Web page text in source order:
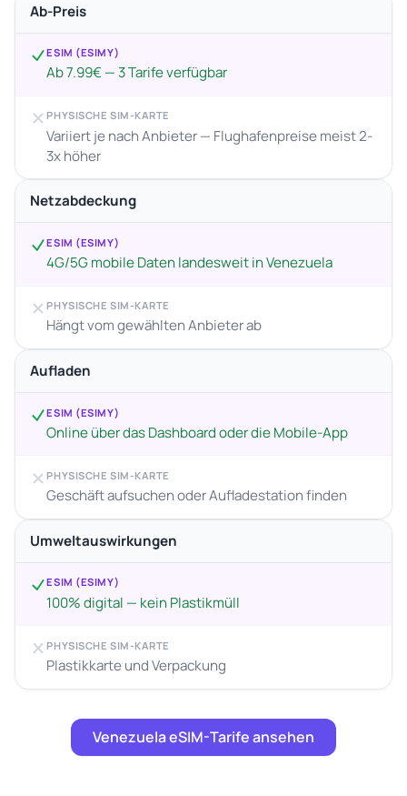
Ab-Preis
ESIM (ESIMY)
Ab 7.99€ — 3 Tarife verfügbar
PHYSISCHE SIM-KARTE
Variiert je nach Anbieter — Flughafenpreise meist 2-
3x höher
Netzabdeckung
ESIM (ESIMY)
4G/5G mobile Daten landesweit in Venezuela
PHYSISCHE SIM-KARTE
Hängt vom gewählten Anbieter ab
Aufladen
ESIM (ESIMY)
Online über das Dashboard oder die Mobile-App
PHYSISCHE SIM-KARTE
Geschäft aufsuchen oder Aufladestation finden
Umweltauswirkungen
ESIM (ESIMY)
100% digital — kein Plastikmüll
PHYSISCHE SIM-KARTE
Plastikkarte und Verpackung
Venezuela eSIM-Tarife ansehen